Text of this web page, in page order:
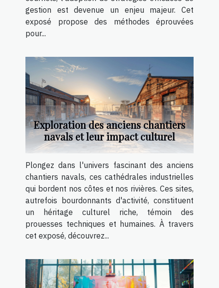
gestion est devenue un enjeu majeur. Cet
exposé propose des méthodes éprouvées
pour...
Exploration des anciens chantiers
navals et leur impact culturel
Plongez dans l'univers fascinant des anciens
chantiers navals, ces cathédrales industrielles
qui bordent nos côtes et nos rivières. Ces sites,
autrefois bourdonnants d'activité, constituent
un héritage culturel riche, témoin des
prouesses techniques et humaines. À travers
cet exposé, découvrez...